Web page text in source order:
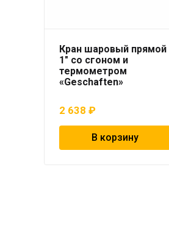
Кран шаровый прямой
1″ со сгоном и
термометром
«Geschaften»
2 638 ₽
В корзину